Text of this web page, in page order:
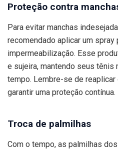
Proteção contra
Para evitar manchas
recomendado aplicar um spray
impermeabilização. Esse
e sujeira, mantendo seus tênis
tempo. Lembre-se de
garantir uma proteção contínua.
Troca de palmilhas
Com o tempo, as palmilhas